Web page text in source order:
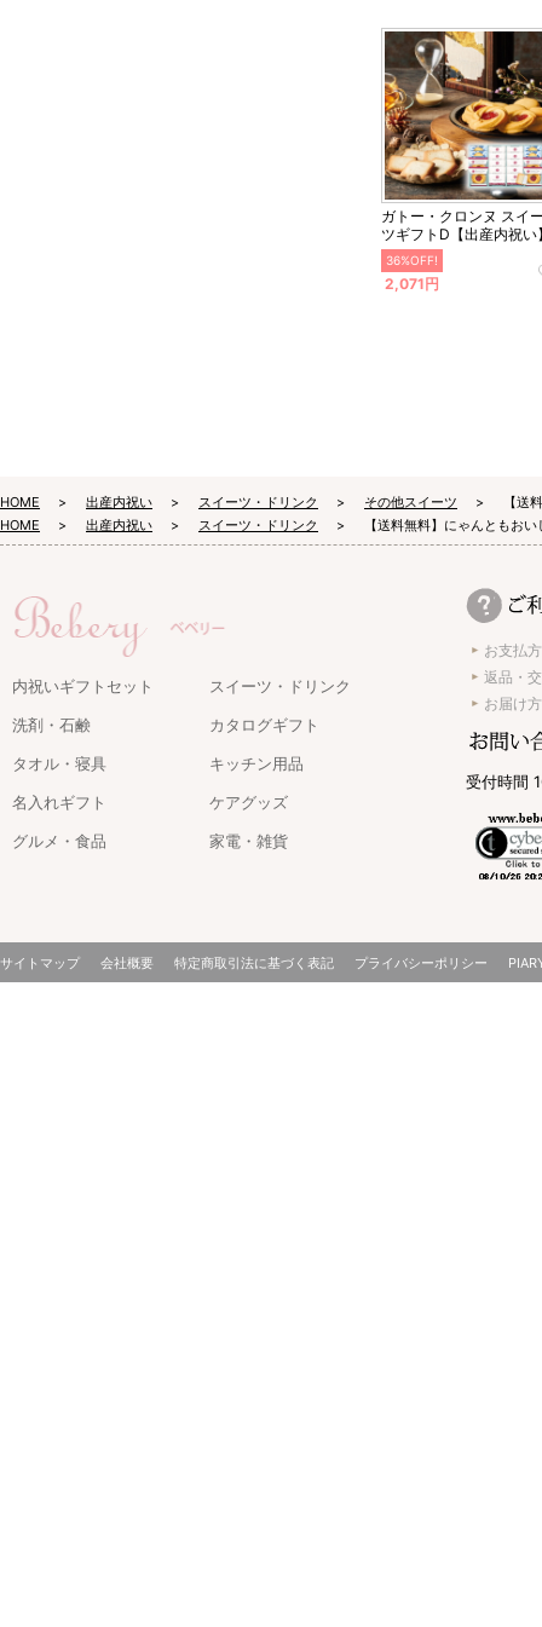
ガトー・クロンヌ スイ
ツギフトD【出産内祝い
36%OFF!
2,071円
HOME 出産内祝い スイーツ・ドリンク その他スイーツ
【送
HOME
出産内祝い スイーツ・ドリンク 【送料無料】にゃんともお
内祝いギフトセット
スイーツ・ドリンク
洗剤・石鹸
カタログギフト
タオル・寝具
キッチン用品
名入れギフト
ケアグッズ
グルメ・食品
家電・雑貨
お支払
返品・
お届け
受付時間
サイトマップ 会社概要 特定商取引法に基づく表記 プライバシーポリシー